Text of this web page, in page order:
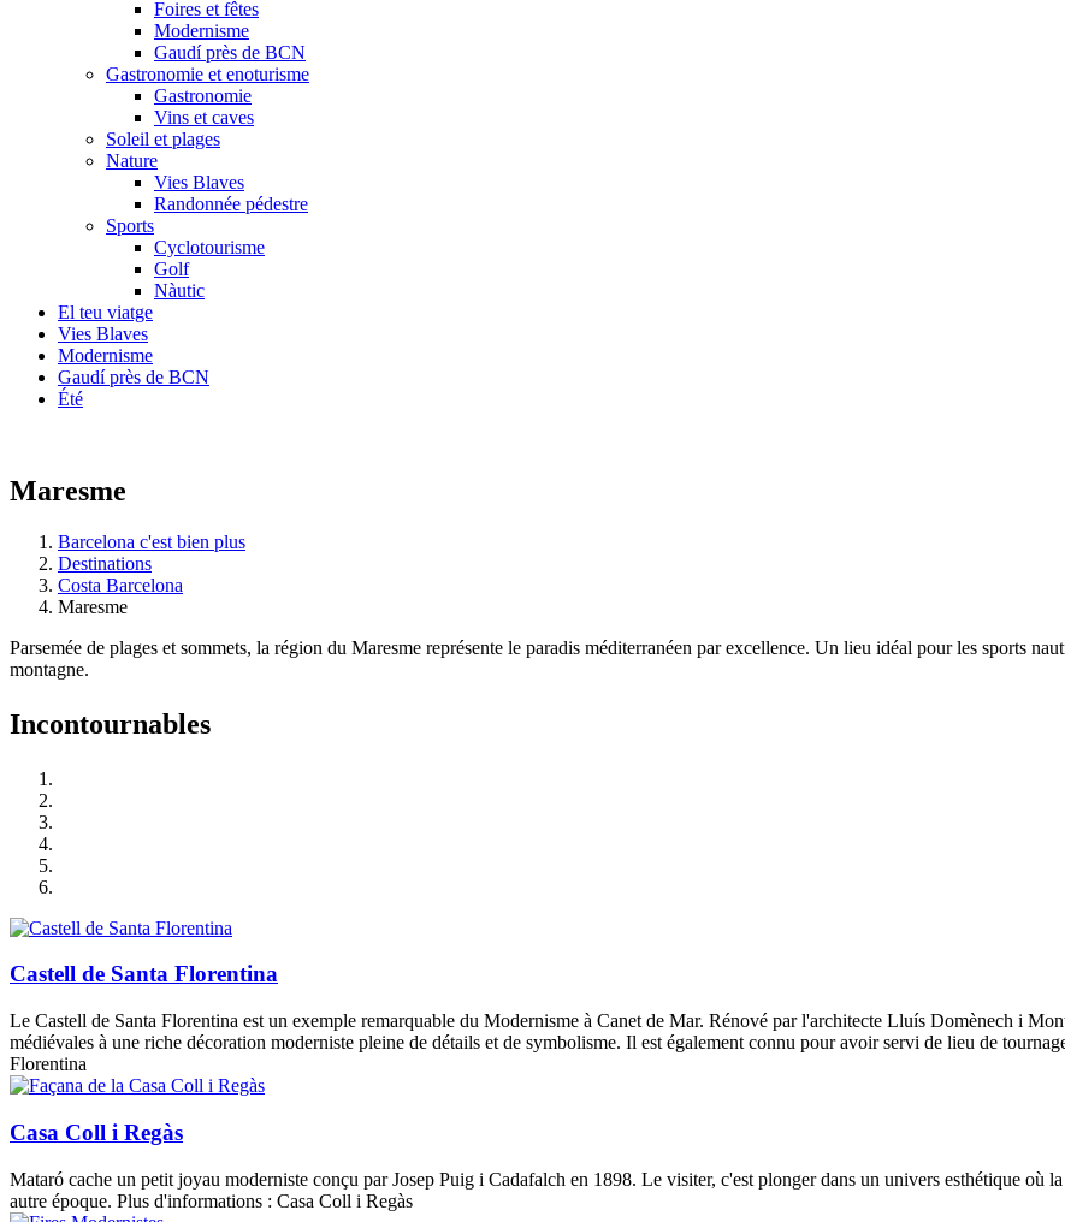
Foires et fêtes
Modernisme
Gaudí près de BCN
Gastronomie et enoturisme
Gastronomie
Vins et caves
Soleil et plages
Nature
Vies Blaves
Randonnée pédestre
Sports
Cyclotourisme
Golf
Nàutic
El teu viatge
Vies Blaves
Modernisme
Gaudí près de BCN
Été
Maresme
Barcelona c'est bien plus
Destinations
Costa Barcelona
Maresme
Parsemée de plages et sommets, la région du Maresme représente le paradis méditerranéen par excellence. Un lieu idéal pour les sports
montagne.
Incontournables
Castell de Santa Florentina
Le Castell de Santa Florentina est un exemple remarquable du Modernisme à Canet de Mar. Rénové par l'architecte Lluís Domènech i
médiévales à une riche décoration moderniste pleine de détails et de symbolisme. Il est également connu pour avoir servi de lieu de
Florentina
Casa Coll i Regàs
Mataró cache un petit joyau moderniste conçu par Josep Puig i Cadafalch en 1898. Le visiter, c'est plonger dans un univers esthétique où
autre époque. Plus d'informations : Casa Coll i Regàs